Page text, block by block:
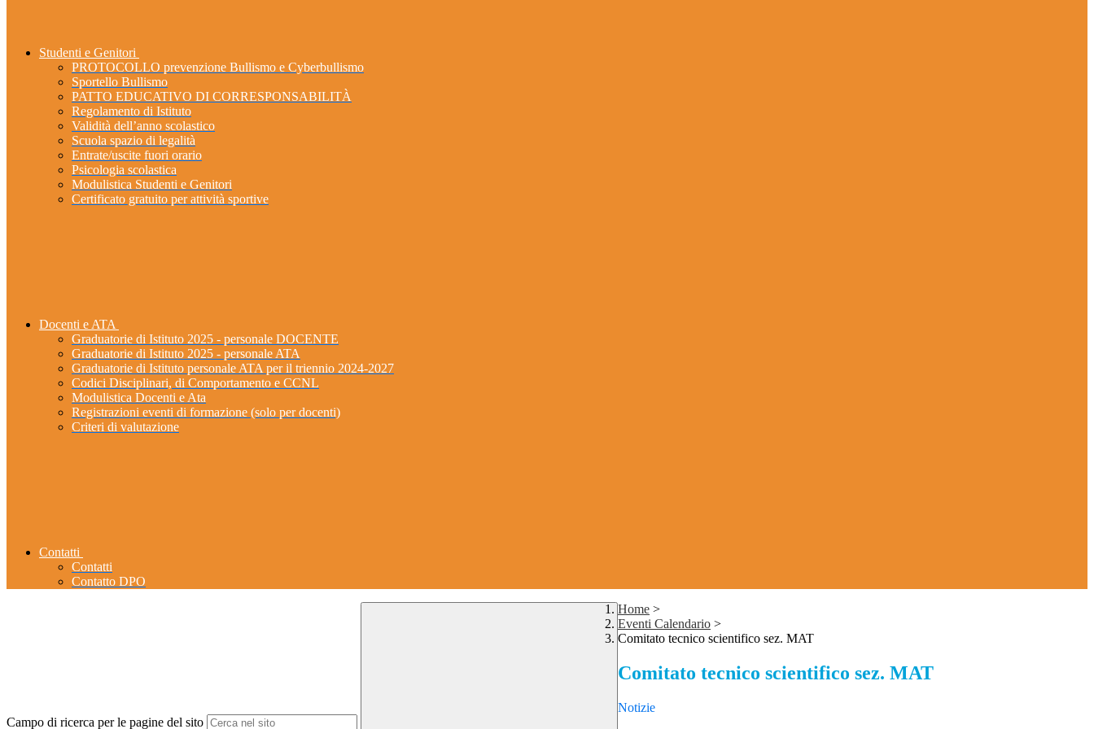
Studenti e Genitori
PROTOCOLLO prevenzione Bullismo e Cyberbullismo
Sportello Bullismo
PATTO EDUCATIVO DI CORRESPONSABILITÀ
Regolamento di Istituto
Validità dell’anno scolastico
Scuola spazio di legalità
Entrate/uscite fuori orario
Psicologia scolastica
Modulistica Studenti e Genitori
Certificato gratuito per attività sportive
Docenti e ATA
Graduatorie di Istituto 2025 - personale DOCENTE
Graduatorie di Istituto 2025 - personale ATA
Graduatorie di Istituto personale ATA per il triennio 2024-2027
Codici Disciplinari, di Comportamento e CCNL
Modulistica Docenti e Ata
Registrazioni eventi di formazione (solo per docenti)
Criteri di valutazione
Contatti
Contatti
Contatto DPO
Campo di ricerca per le pagine del sito
Home >
Eventi Calendario >
Comitato tecnico scientifico sez. MAT
Comitato tecnico scientifico sez. MAT
Notizie